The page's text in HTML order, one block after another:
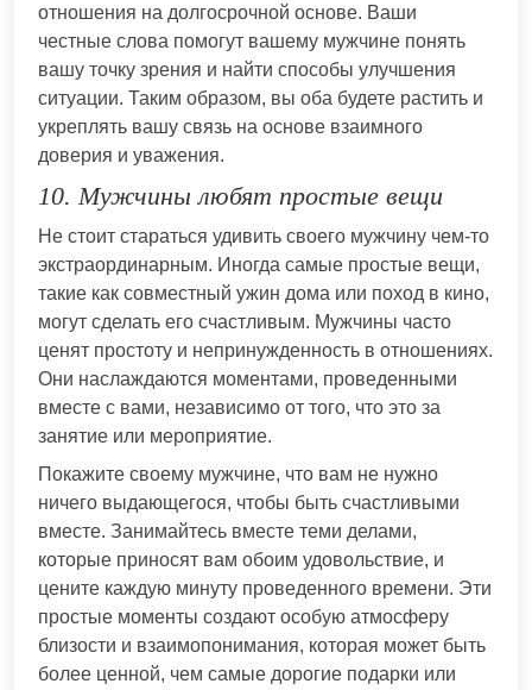
отношения на долгосрочной основе. Ваши
честные слова помогут вашему мужчине понять
вашу точку зрения и найти способы улучшения
ситуации. Таким образом, вы оба будете растить и
укреплять вашу связь на основе взаимного
доверия и уважения.
10. Мужчины любят простые вещи
Не стоит стараться удивить своего мужчину чем-то
экстраординарным. Иногда самые простые вещи,
такие как совместный ужин дома или поход в кино,
могут сделать его счастливым. Мужчины часто
ценят простоту и непринужденность в отношениях.
Они наслаждаются моментами, проведенными
вместе с вами, независимо от того, что это за
занятие или мероприятие.
Покажите своему мужчине, что вам не нужно
ничего выдающегося, чтобы быть счастливыми
вместе. Занимайтесь вместе теми делами,
которые приносят вам обоим удовольствие, и
цените каждую минуту проведенного времени. Эти
простые моменты создают особую атмосферу
близости и взаимопонимания, которая может быть
более ценной, чем самые дорогие подарки или